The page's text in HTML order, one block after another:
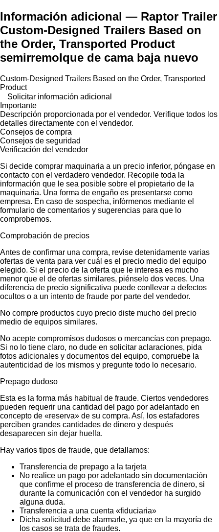
Información adicional — Raptor Trailer
Custom-Designed Trailers Based on
the Order, Transported Product
semirremolque de cama baja nuevo
Custom-Designed Trailers Based on the Order, Transported
Product
Solicitar información adicional
Importante
Descripción proporcionada por el vendedor. Verifique todos los
detalles directamente con el vendedor.
Consejos de compra
Consejos de seguridad
Verificación del vendedor
Si decide comprar maquinaria a un precio inferior, póngase en
contacto con el verdadero vendedor. Recopile toda la
información que le sea posible sobre el propietario de la
maquinaria. Una forma de engaño es presentarse como
empresa. En caso de sospecha, infórmenos mediante el
formulario de comentarios y sugerencias para que lo
comprobemos.
Comprobación de precios
Antes de confirmar una compra, revise detenidamente varias
ofertas de venta para ver cuál es el precio medio del equipo
elegido. Si el precio de la oferta que le interesa es mucho
menor que el de ofertas similares, piénselo dos veces. Una
diferencia de precio significativa puede conllevar a defectos
ocultos o a un intento de fraude por parte del vendedor.
No compre productos cuyo precio diste mucho del precio
medio de equipos similares.
No acepte compromisos dudosos o mercancías con prepago.
Si no lo tiene claro, no dude en solicitar aclaraciones, pida
fotos adicionales y documentos del equipo, compruebe la
autenticidad de los mismos y pregunte todo lo necesario.
Prepago dudoso
Esta es la forma más habitual de fraude. Ciertos vendedores
pueden requerir una cantidad del pago por adelantado en
concepto de «reserva» de su compra. Así, los estafadores
perciben grandes cantidades de dinero y después
desaparecen sin dejar huella.
Hay varios tipos de fraude, que detallamos:
Transferencia de prepago a la tarjeta
No realice un pago por adelantado sin documentación
que confirme el proceso de transferencia de dinero, si
durante la comunicación con el vendedor ha surgido
alguna duda.
Transferencia a una cuenta «fiduciaria»
Dicha solicitud debe alarmarle, ya que en la mayoría de
los casos se trata de fraudes.